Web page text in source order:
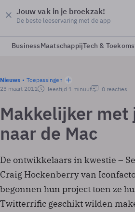
Jouw vak in je broekzak!
De beste leeservaring met de app
BusinessMaatschappijTech &
Nieuws
Toepassingen
23 maart 2011
leestijd 1 minuut 0 reacties
Makkelijker met
naar de Mac
De ontwikkelaars in kwestie –
Craig Hockenberry van
begonnen hun project toen ze
Twitterrific geschikt wilden